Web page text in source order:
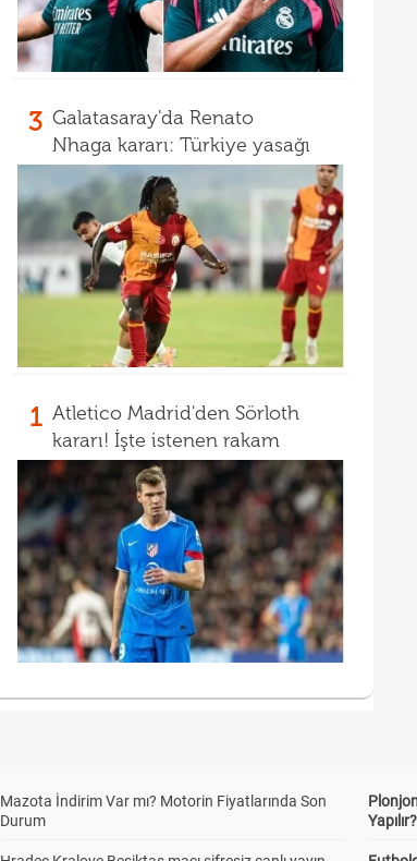
3 Galatasaray'da Renato
Nhaga kararı: Türkiye yasağı
1 Atletico Madrid'den Sörloth
kararı! İşte istenen rakam
Mazota İndirim Var mı? Motorin Fiyatlarında Son
Durum
Yapılır?